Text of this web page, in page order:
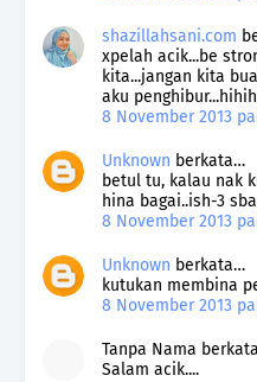
shazillahsani.com
xpelah acik...be
kita...jangan kita
aku
8 November 2013
Unknown berkata…
betul tu, kalau nak
hina bagai..ish-3
8 November 2013
Unknown berkata…
kutukan membina
8 November 2013
Tanpa Nama
Salam acik....